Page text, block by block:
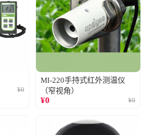
¥0
MI-220手持式红外测温仪
（窄视角）
¥0 ¥0